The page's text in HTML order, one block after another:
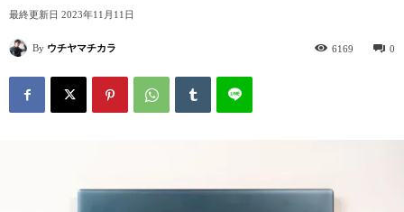
最終更新日 2023年11月11日
By ウチヤマチカラ 0
6169